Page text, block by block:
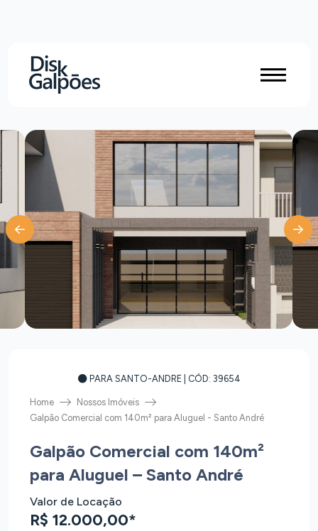
PARA SANTO-ANDRE| CÓD: 39654
Home
Nossos Imóveis
Galpão Comercial com 140m² para Aluguel - Santo André
Galpão Comercial com 140m²
para Aluguel – Santo André
Valor de Locação
R$ 12.000,00*